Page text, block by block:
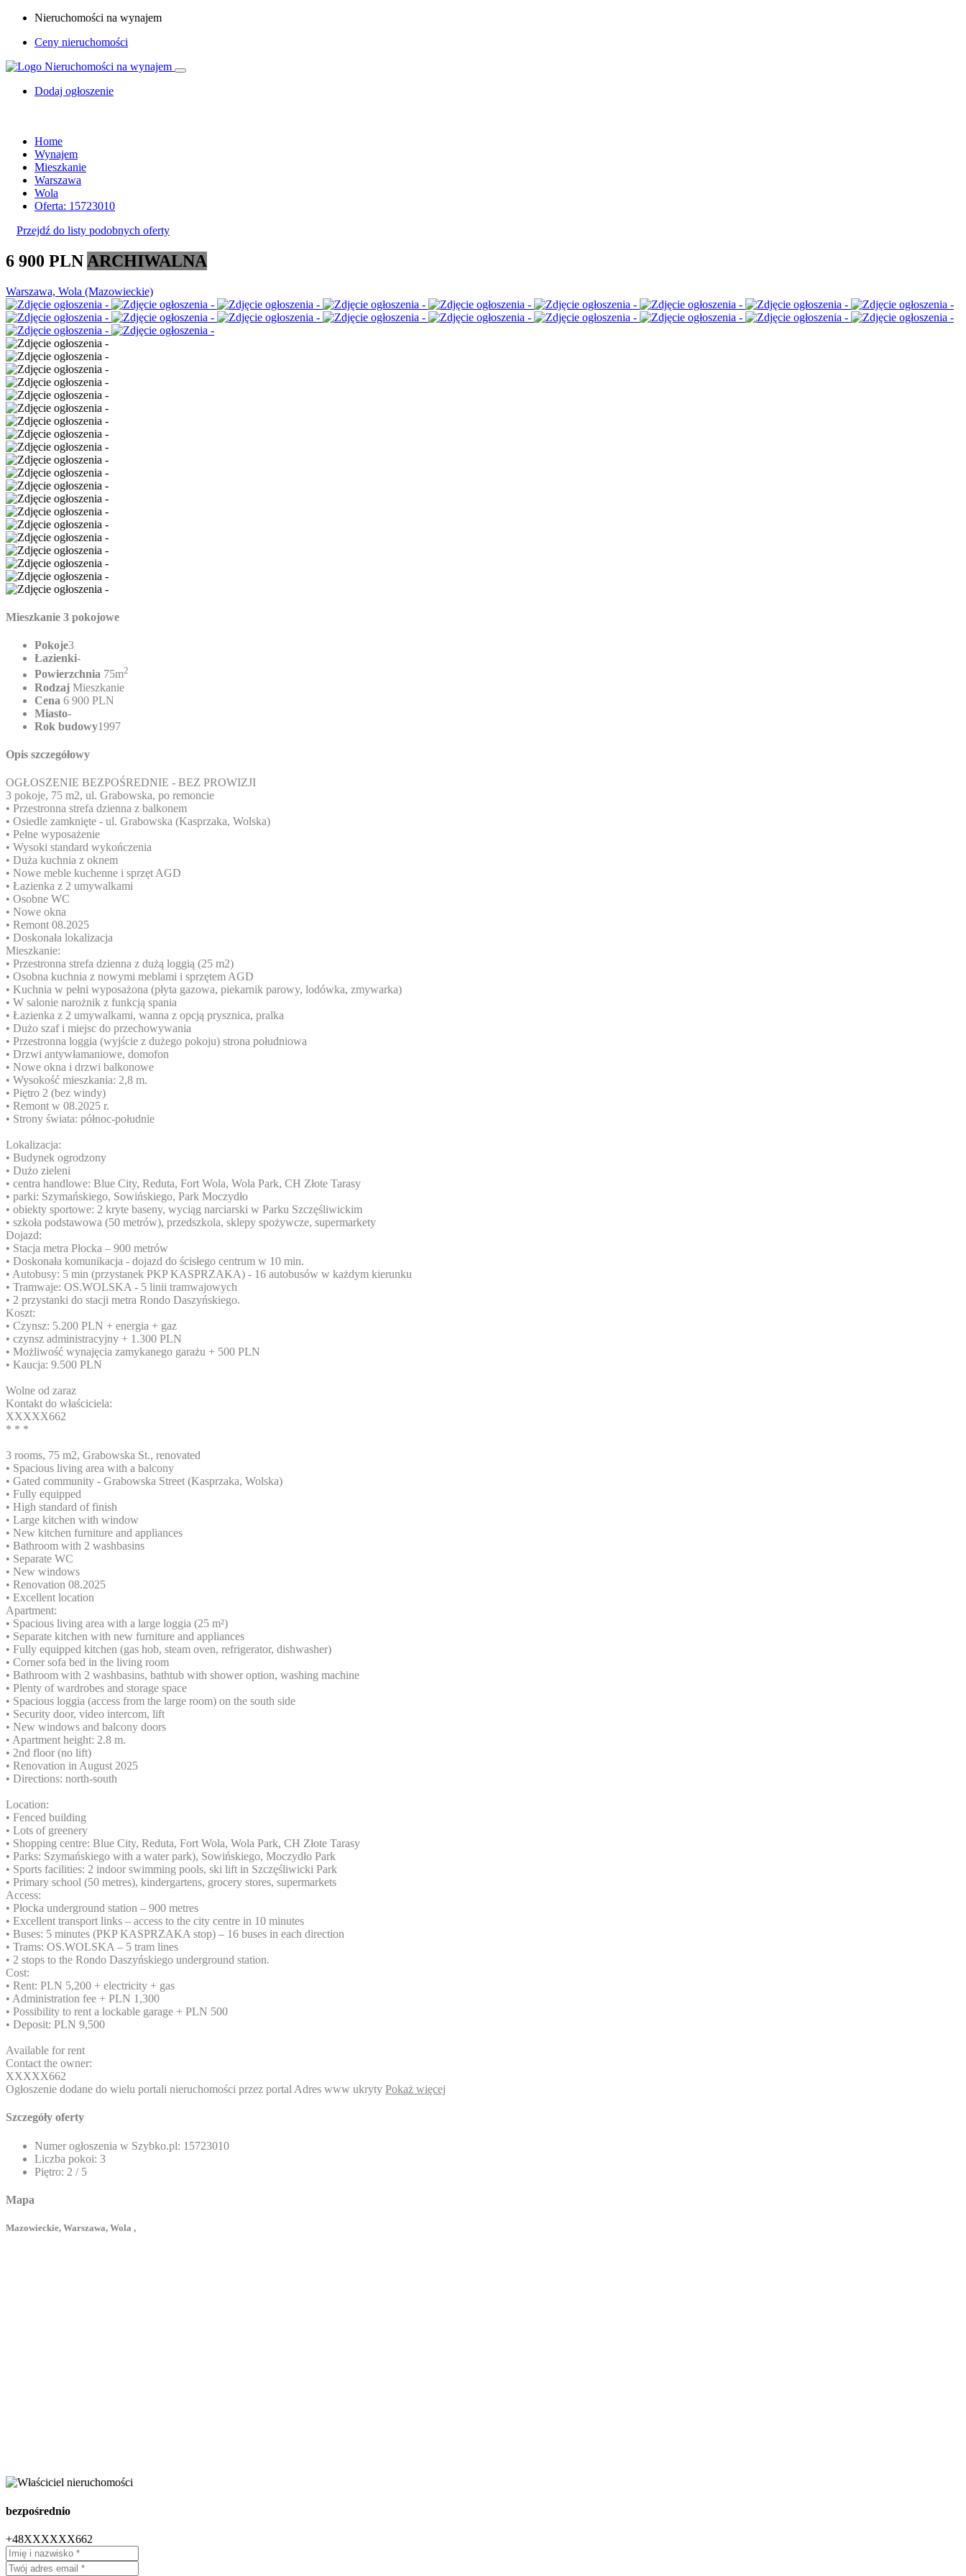
Nieruchomości na wynajem
Ceny nieruchomości
Dodaj ogłoszenie
Home
Wynajem
Mieszkanie
Warszawa
Wola
Oferta: 15723010
Przejdź do listy podobnych oferty
6 900 PLN ARCHIWALNA
Warszawa, Wola (Mazowieckie)
Mieszkanie 3 pokojowe
Pokoje3
Łazienki-
Powierzchnia 75m2
Rodzaj Mieszkanie
Cena 6 900 PLN
Miasto-
Rok budowy1997
Opis szczegółowy
OGŁOSZENIE BEZPOŚREDNIE - BEZ PROWIZJI
3 pokoje, 75 m2, ul. Grabowska, po remoncie
• Przestronna strefa dzienna z balkonem
• Osiedle zamknięte - ul. Grabowska (Kasprzaka, Wolska)
• Pełne wyposażenie
• Wysoki standard wykończenia
• Duża kuchnia z oknem
• Nowe meble kuchenne i sprzęt AGD
• Łazienka z 2 umywalkami
• Osobne WC
• Nowe okna
• Remont 08.2025
• Doskonała lokalizacja
Mieszkanie:
• Przestronna strefa dzienna z dużą loggią (25 m2)
• Osobna kuchnia z nowymi meblami i sprzętem AGD
• Kuchnia w pełni wyposażona (płyta gazowa, piekarnik parowy, lodówka, zmywarka)
• W salonie narożnik z funkcją spania
• Łazienka z 2 umywalkami, wanna z opcją prysznica, pralka
• Dużo szaf i miejsc do przechowywania
• Przestronna loggia (wyjście z dużego pokoju) strona południowa
• Drzwi antywłamaniowe, domofon
• Nowe okna i drzwi balkonowe
• Wysokość mieszkania: 2,8 m.
• Piętro 2 (bez windy)
• Remont w 08.2025 r.
• Strony świata: północ-południe
Lokalizacja:
• Budynek ogrodzony
• Dużo zieleni
• centra handlowe: Blue City, Reduta, Fort Wola, Wola Park, CH Złote Tarasy
• parki: Szymańskiego, Sowińskiego, Park Moczydło
• obiekty sportowe: 2 kryte baseny, wyciąg narciarski w Parku Szczęśliwickim
• szkoła podstawowa (50 metrów), przedszkola, sklepy spożywcze, supermarkety
Dojazd:
• Stacja metra Płocka – 900 metrów
• Doskonała komunikacja - dojazd do ścisłego centrum w 10 min.
• Autobusy: 5 min (przystanek PKP KASPRZAKA) - 16 autobusów w każdym kierunku
• Tramwaje: OS.WOLSKA - 5 linii tramwajowych
• 2 przystanki do stacji metra Rondo Daszyńskiego.
Koszt:
• Czynsz: 5.200 PLN + energia + gaz
• czynsz administracyjny + 1.300 PLN
• Możliwość wynajęcia zamykanego garażu + 500 PLN
• Kaucja: 9.500 PLN
Wolne od zaraz
Kontakt do właściciela:
XXXXX662
* * *
3 rooms, 75 m2, Grabowska St., renovated
• Spacious living area with a balcony
• Gated community - Grabowska Street (Kasprzaka, Wolska)
• Fully equipped
• High standard of finish
• Large kitchen with window
• New kitchen furniture and appliances
• Bathroom with 2 washbasins
• Separate WC
• New windows
• Renovation 08.2025
• Excellent location
Apartment:
• Spacious living area with a large loggia (25 m²)
• Separate kitchen with new furniture and appliances
• Fully equipped kitchen (gas hob, steam oven, refrigerator, dishwasher)
• Corner sofa bed in the living room
• Bathroom with 2 washbasins, bathtub with shower option, washing machine
• Plenty of wardrobes and storage space
• Spacious loggia (access from the large room) on the south side
• Security door, video intercom, lift
• New windows and balcony doors
• Apartment height: 2.8 m.
• 2nd floor (no lift)
• Renovation in August 2025
• Directions: north-south
Location:
• Fenced building
• Lots of greenery
• Shopping centre: Blue City, Reduta, Fort Wola, Wola Park, CH Złote Tarasy
• Parks: Szymańskiego with a water park), Sowińskiego, Moczydło Park
• Sports facilities: 2 indoor swimming pools, ski lift in Szczęśliwicki Park
• Primary school (50 metres), kindergartens, grocery stores, supermarkets
Access:
• Płocka underground station – 900 metres
• Excellent transport links – access to the city centre in 10 minutes
• Buses: 5 minutes (PKP KASPRZAKA stop) – 16 buses in each direction
• Trams: OS.WOLSKA – 5 tram lines
• 2 stops to the Rondo Daszyńskiego underground station.
Cost:
• Rent: PLN 5,200 + electricity + gas
• Administration fee + PLN 1,300
• Possibility to rent a lockable garage + PLN 500
• Deposit: PLN 9,500
Available for rent
Contact the owner:
XXXXX662
Ogłoszenie dodane do wielu portali nieruchomości przez portal Adres www ukryty Pokaż więcej
Szczegóły oferty
Numer ogłoszenia w Szybko.pl: 15723010
Liczba pokoi: 3
Piętro: 2 / 5
Mapa
Mazowieckie, Warszawa, Wola ,
bezpośrednio
+48XXXXXX662